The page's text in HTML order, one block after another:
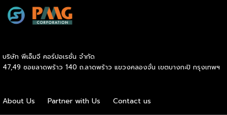
วัวในจังหวัดระยอง และขยายสู่การเป็นแบรนด์ที่ได้รับความนิยม
ทั่วประเทศ ความสำเร็จของ Beeffer ไม่ได้เกิดขึ้นจากแค่การมี
จังหวัด บ้านแกะปู : ร้านอาหารทะเลในอ่างศิลา กับความสำเร็จ
ที่มาจากความใส่ใจในคุณภาพสินค้า ตอบโจทย์ painpoint ของ
สมบูรณ์แบบ ไม่ว่าจะเป็น Beeffer หรือ บ้านแกะปู สิ่งที่ทั้งสอง
บริษัท พีเอ็มจี คอร์ปอเรชั่น จำกัด
47,49 ซอยลาดพร้าว 140 ถ.ลาดพร้าว แขวงคลองจั่น เขตบางกะปิ กรุงเทพฯ
About Us Partner with Us Contact us